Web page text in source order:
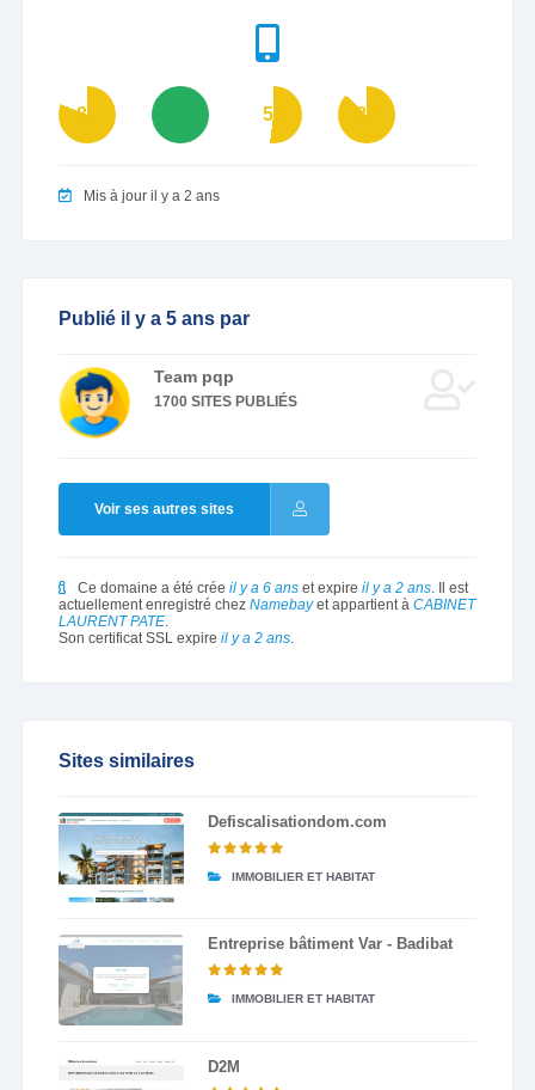
81 52 87
Mis à jour il y a 2 ans
Publié il y a 5 ans par
Team pqp
1700 SITES PUBLIÉS
Voir ses autres sites
Ce domaine a été crée il y a 6 anset expire il y a 2 ans. Il est
actuellement enregistré chez Namebayet appartient à CABINET
LAURENT PATE.
Son certificat SSL expire il y a 2 ans.
Sites similaires
Defiscalisationdom.com
IMMOBILIER ET HABITAT
Entreprise bâtiment Var - Badibat
IMMOBILIER ET HABITAT
D2M